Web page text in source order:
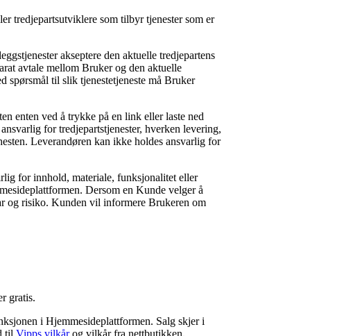
tredjepartsutviklere som tilbyr tjenester som er
akseptere den aktuelle tredjepartens
avtale mellom Bruker og den aktuelle
spørsmål til slik tjenestetjeneste må Bruker
enten ved å trykke på en link eller laste ned
for tredjepartstjenester, hverken levering,
Leverandøren kan ikke holdes ansvarlig for
for innhold, materiale, funksjonalitet eller
Dersom en Kunde velger å
og risiko. Kunden vil informere Brukeren om
gratis.
i Hjemmesideplattformen. Salg skjer i
til Vipps vilkårog vilkår fra nettbutikken.